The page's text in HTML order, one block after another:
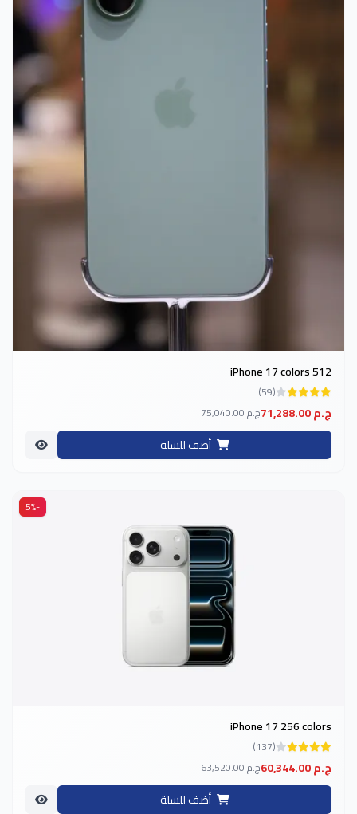
iPhone 17 colors 512
(59)
71,288.00 ج.م 75,040.00 ج.م
أضف للسلة
-5%
iPhone 17 256 colors
(137)
60,344.00 ج.م 63,520.00 ج.م
أضف للسلة